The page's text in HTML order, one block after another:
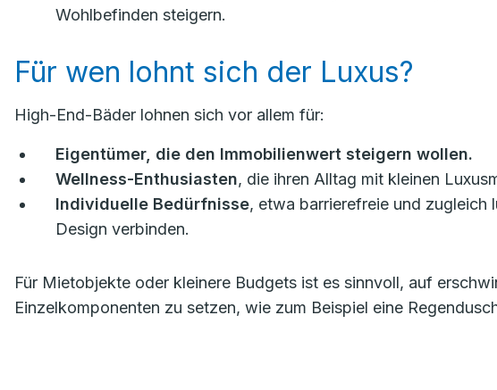
Wohlbefinden steigern.
Für wen lohnt sich der Luxus?
High-End-Bäder lohnen sich vor allem für:
Eigentümer, die den Immobilienwert steigern wollen.
Wellness-Enthusiasten, die ihren Alltag mit kleinen
Individuelle Bedürfnisse, etwa barrierefreie und zugleich
Design verbinden.
Für Mietobjekte oder kleinere Budgets ist es sinnvoll, auf
Einzelkomponenten zu setzen, wie zum Beispiel eine